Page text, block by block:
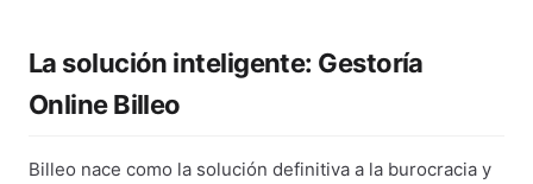
La solución inteligente: Gestoría
Online Billeo
Billeo nace como la solución definitiva a la burocracia y